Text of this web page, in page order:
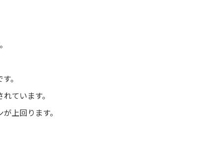
。
ています。
上回ります。